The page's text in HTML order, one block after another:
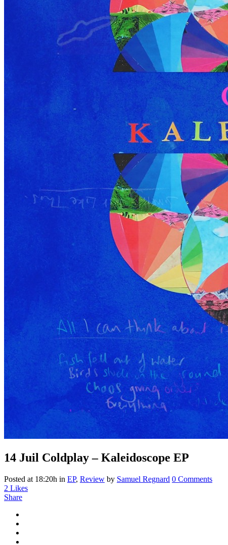
14 Juil Coldplay – Kaleidoscope EP
Posted at 18:20h in EP, Review by Samuel Regnard 0 Comments
2 Likes
Share